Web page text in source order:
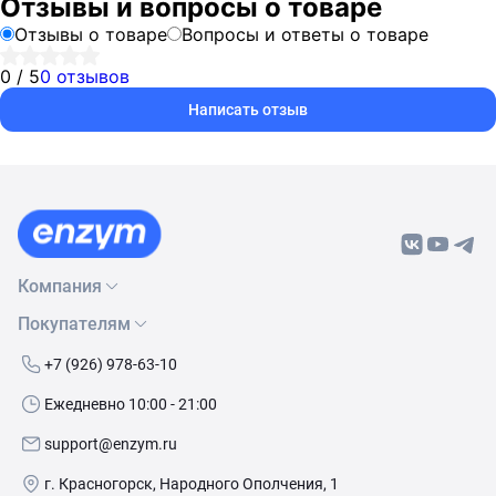
Отзывы и вопросы о товаре
Отзывы о товаре
Вопросы и ответы о товаре
0 / 50 отзывов
Написать отзыв
Компания
О нас
Бренды
Контакты
Покупателям
Как сделать заказ
Условия доставки
+7 (926) 978-63-10
Ежедневно 10:00 - 21:00
support@enzym.ru
г. Красногорск, Народного Ополчения, 1